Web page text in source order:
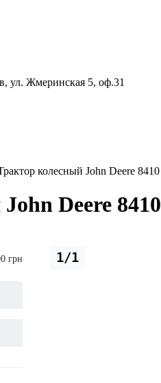
ул. Жмеринская 5, оф.31
колесный John Deere 8410
Deere 8410
1/1
грн